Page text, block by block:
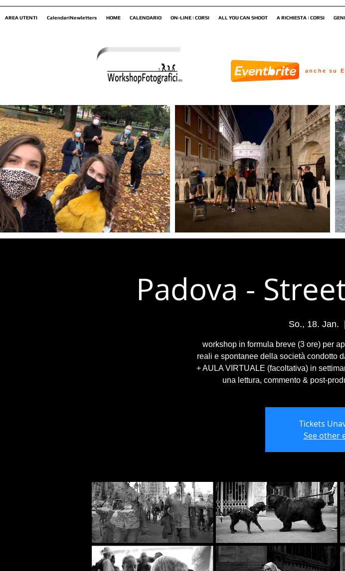
AREA UTENTI CalendariNewletters HOME CALENDARIO ON-LINE | CORSI ALL YOU CAN SHOOT A RICHIESTA | CORSI
Padova -
So., 18. Jan.
workshop in formula breve (3 ore) per
reali e spontanee della società condotto
+ AULA VIRTUALE (facoltativa) in
una lettura, commento & post-
Tickets
See other
anche su